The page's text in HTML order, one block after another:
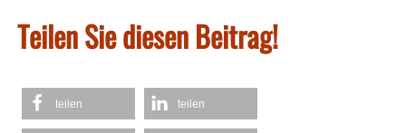
Teilen Sie diesen Beitrag!
teilen teilen